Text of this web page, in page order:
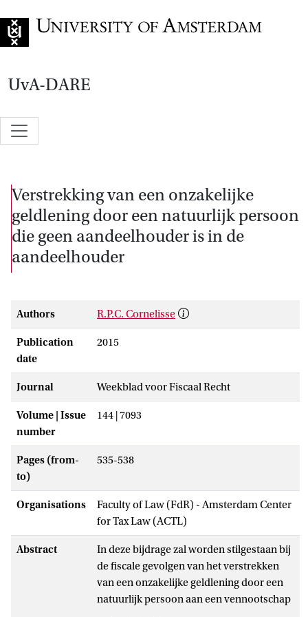
UvA-DARE
Verstrekking van een onzakelijke
geldlening door een natuurlijk persoon
die geen aandeelhouder is in de
aandeelhouder
Authors R.P.C. Cornelisse
Publication
date
2015
Journal Weekblad voor Fiscaal Recht
Volume | Issue
number
144 | 7093
Pages (from-
to)
535-538
Organisations
Faculty of Law (FdR) - Amsterdam Center
for Tax Law (ACTL)
Abstract
In deze bijdrage zal worden stilgestaan bij
de fiscale gevolgen van het verstrekken
van een onzakelijke geldlening door een
natuurlijk persoon aan een vennootschap